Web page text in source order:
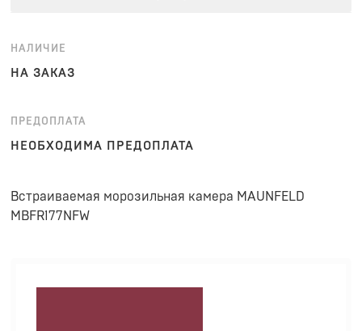
НАЛИЧИЕ
НА ЗАКАЗ
ПРЕДОПЛАТА
НЕОБХОДИМА ПРЕДОПЛАТА
Встраиваемая морозильная камера MAUNFELD
MBFR177NFW